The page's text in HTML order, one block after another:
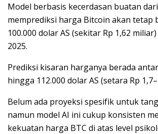
Model berbasis kecerdasan buatan
memprediksi harga Bitcoin akan tetap
100.000 dolar AS (sekitar Rp 1,62
2025.
Prediksi kisaran harganya berada
hingga 112.000 dolar AS (setara Rp
Belum ada proyeksi spesifik untuk
namun model AI ini cukup konsisten
kekuatan harga BTC di atas level